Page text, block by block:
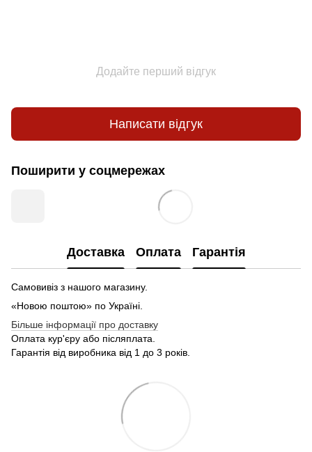
Додайте перший відгук
Написати відгук
Поширити у соцмережах
Доставка Оплата Гарантія
Самовивіз з нашого магазину.
«Новою поштою» по Україні.
Більше інформації про доставку
Оплата кур'єру або післяплата.
Гарантія від виробника від 1 до 3 років.